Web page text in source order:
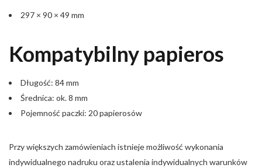
297 × 90 × 49 mm
Kompatybilny papieros
Długość: 84 mm
Średnica: ok. 8 mm
Pojemność paczki: 20 papierosów
Przy większych zamówieniach istnieje możliwość wykonania
indywidualnego nadruku oraz ustalenia indywidualnych warunków